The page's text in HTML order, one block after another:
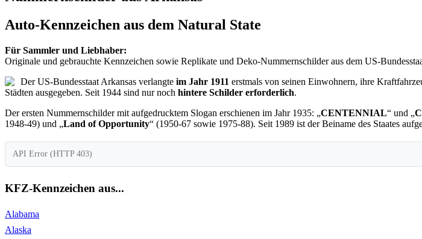
Auto-Kennzeichen aus dem Natural State
Für Sammler und Liebhaber:
Originale und gebrauchte Kennzeichen sowie Replikate und Deko-Nummernschilder aus dem US-
Der US-Bundesstaat Arkansas verlangte im Jahr 1911 erstmals von seinen Einwohnern, ihre
Städten ausgegeben. Seit 1944 sind nur noch hintere Schilder erforderlich.
Der ersten Nummernschilder mit aufgedrucktem Slogan erschienen im Jahr 1935: „CENTENNIAL“ und „
1948-49) und „Land of Opportunity“ (1950-67 sowie 1975-88). Seit 1989 ist der Beiname des Staates
API Error (HTTP 403)
KFZ-Kennzeichen aus...
Alabama
Alaska